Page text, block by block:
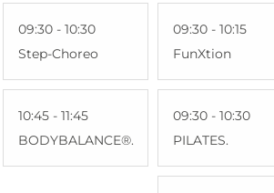
09:30 - 10:30
Step-Choreo
10:45 - 11:45
BODYBALANCE®.
09:30 - 10:15
FunXtion
09:30 - 10:30
PILATES.